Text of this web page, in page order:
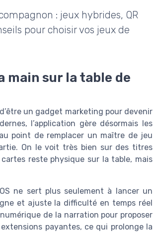
: jeux hybrides, QR
pour choisir vos jeux de
main sur la table de
un gadget marketing pour devenir
l’application gère désormais les
point de remplacer un maître de jeu
On le voit très bien sur des titres
reste physique sur la table, mais
ne sert plus seulement à lancer un
et ajuste la difficulté en temps réel
de la narration pour proposer
payantes, ce qui prolonge la